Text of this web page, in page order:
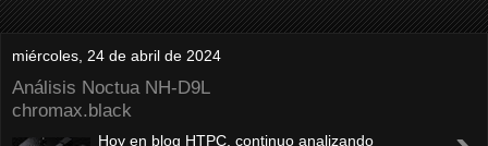
miércoles, 24 de abril de 2024
Análisis Noctua NH-D9L
chromax.black
Hoy en blog HTPC, continuo analizando